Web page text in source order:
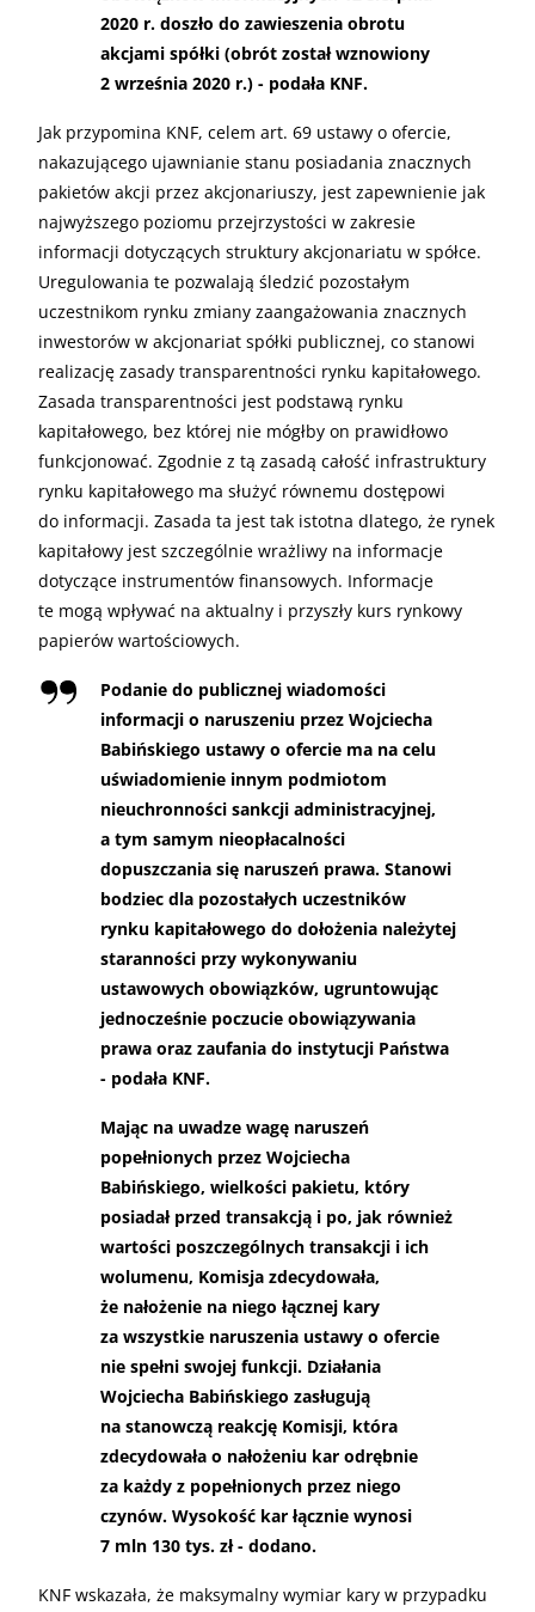
2020 r. doszło do zawieszenia obrotu
akcjami spółki (obrót został wznowiony
2 września 2020 r.) - podała KNF.
Jak przypomina KNF, celem art. 69 ustawy o ofercie,
nakazującego ujawnianie stanu posiadania znacznych
pakietów akcji przez akcjonariuszy, jest zapewnienie jak
najwyższego poziomu przejrzystości w zakresie
informacji dotyczących struktury akcjonariatu w spółce.
Uregulowania te pozwalają śledzić pozostałym
uczestnikom rynku zmiany zaangażowania znacznych
inwestorów w akcjonariat spółki publicznej, co stanowi
realizację zasady transparentności rynku kapitałowego.
Zasada transparentności jest podstawą rynku
kapitałowego, bez której nie mógłby on prawidłowo
funkcjonować. Zgodnie z tą zasadą całość infrastruktury
rynku kapitałowego ma służyć równemu dostępowi
do informacji. Zasada ta jest tak istotna dlatego, że rynek
kapitałowy jest szczególnie wrażliwy na informacje
dotyczące instrumentów finansowych. Informacje
te mogą wpływać na aktualny i przyszły kurs rynkowy
papierów wartościowych.
Podanie do publicznej wiadomości
informacji o naruszeniu przez Wojciecha
Babińskiego ustawy o ofercie ma na celu
uświadomienie innym podmiotom
nieuchronności sankcji administracyjnej,
a tym samym nieopłacalności
dopuszczania się naruszeń prawa. Stanowi
bodziec dla pozostałych uczestników
rynku kapitałowego do dołożenia należytej
staranności przy wykonywaniu
ustawowych obowiązków, ugruntowując
jednocześnie poczucie obowiązywania
prawa oraz zaufania do instytucji Państwa
- podała KNF.
Mając na uwadze wagę naruszeń
popełnionych przez Wojciecha
Babińskiego, wielkości pakietu, który
posiadał przed transakcją i po, jak również
wartości poszczególnych transakcji i ich
wolumenu, Komisja zdecydowała,
że nałożenie na niego łącznej kary
za wszystkie naruszenia ustawy o ofercie
nie spełni swojej funkcji. Działania
Wojciecha Babińskiego zasługują
na stanowczą reakcję Komisji, która
zdecydowała o nałożeniu kar odrębnie
za każdy z popełnionych przez niego
czynów. Wysokość kar łącznie wynosi
7 mln 130 tys. zł - dodano.
KNF wskazała, że maksymalny wymiar kary w przypadku